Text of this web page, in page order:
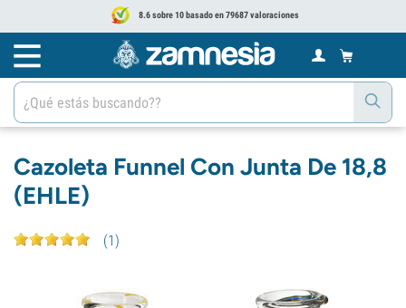
8.6 sobre 10 basado en 79687 valoraciones
Cazoleta Funnel Con Junta De 18,8
(EHLE)
(1)